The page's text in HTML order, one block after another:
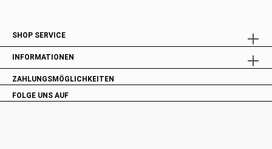
SHOP SERVICE
INFORMATIONEN
ZAHLUNGSMÖGLICHKEITEN
FOLGE UNS AUF